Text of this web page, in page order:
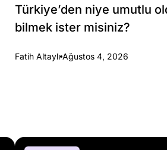
Türkiye’den niye umutlu
bilmek ister misiniz?
Fatih Altaylı Ağustos 4, 2026